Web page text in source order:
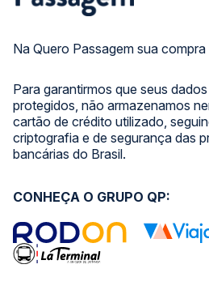
Na Quero Passagem sua
Para garantirmos que seus
protegidos, não armazenamos
cartão de crédito utilizado,
criptografia e de segurança das
bancárias do Brasil.
CONHEÇA O GRUPO QP: